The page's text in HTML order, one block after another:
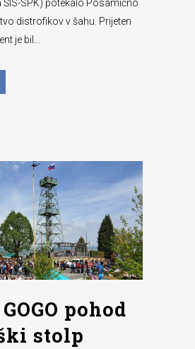
ŠIS-SPK) potekalo Posamično
distrofikov v šahu. Prijeten
je bil...
GOGO pohod
stolp